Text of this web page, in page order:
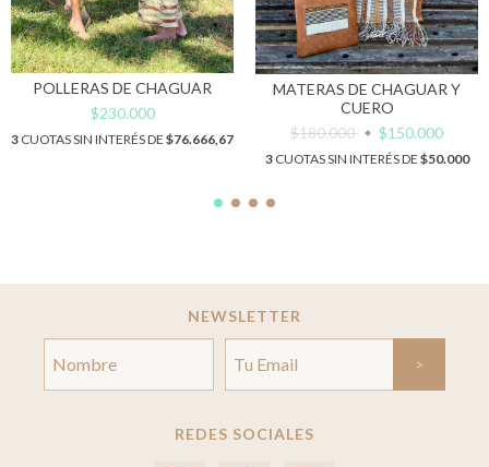
POLLERAS DE CHAGUAR
$230.000
3 CUOTAS SIN INTERÉS DE $76.666,67
MATERAS DE CHAGUAR Y
CUERO
$180.000
$150.000
3CUOTAS SIN INTERÉS DE $50.000
NEWSLETTER
REDES SOCIALES